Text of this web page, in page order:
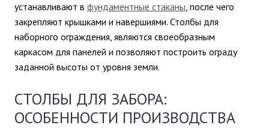
устанавливают в фундаментные стаканы, после чего
закрепляют крышками и навершиями. Столбы для
наборного ограждения, являются своеобразным
каркасом для панелей и позволяют построить ограду
заданной высоты от уровня земли.
СТОЛБЫ ДЛЯ ЗАБОРА:
ОСОБЕННОСТИ ПРОИЗВОДСТВА